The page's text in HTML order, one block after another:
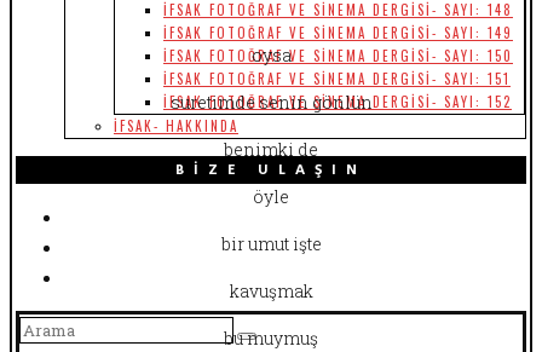
İFSAK FOTOĞRAF VE SINEMA DERGISI- SAYI: 148
İFSAK FOTOĞRAF VE SINEMA DERGISI- SAYI: 149
İFSAK FOTOĞRAF VE SINEMA DERGISI- SAYI: 150
İFSAK FOTOĞRAF VE SINEMA DERGISI- SAYI: 151
İFSAK FOTOĞRAF VE SINEMA DERGISI- SAYI: 152
İFSAK- HAKKINDA
BIZE ULAŞIN
oysa
suretimde senin gönlün
benimki de
öyle
bir umut işte
kavuşmak
bu muymuş